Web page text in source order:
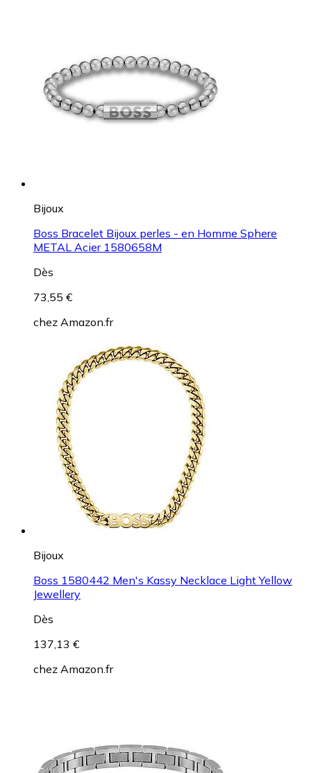
Bijoux
Boss Bracelet Bijoux perles - en Homme Sphere
METAL Acier 1580658M
Dès
73,55 €
chez Amazon.fr
Bijoux
Boss 1580442 Men's Kassy Necklace Light Yellow
Jewellery
Dès
137,13 €
chez Amazon.fr